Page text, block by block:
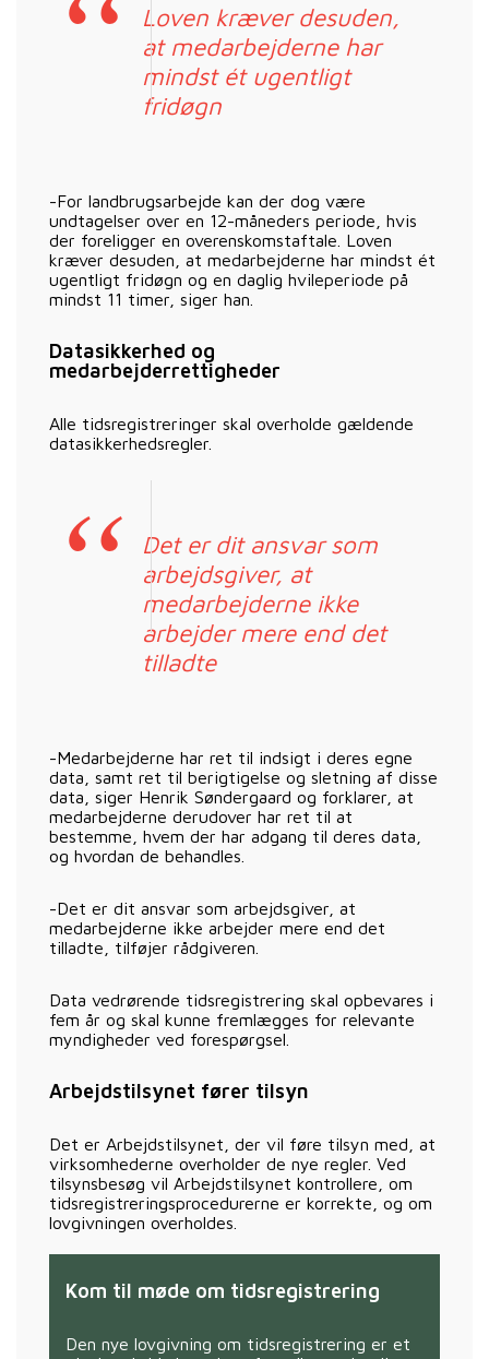
Loven kræver desuden,
at medarbejderne har
mindst ét ugentligt
fridøgn
-For landbrugsarbejde kan der dog være
undtagelser over en 12-måneders periode, hvis
der foreligger en overenskomstaftale. Loven
kræver desuden, at medarbejderne har mindst ét
ugentligt fridøgn og en daglig hvileperiode på
mindst 11 timer, siger han.
Datasikkerhed og
medarbejderrettigheder
Alle tidsregistreringer skal overholde gældende
datasikkerhedsregler.
Det er dit ansvar som
arbejdsgiver, at
medarbejderne ikke
arbejder mere end det
tilladte
-Medarbejderne har ret til indsigt i deres egne
data, samt ret til berigtigelse og sletning af disse
data, siger Henrik Søndergaard og forklarer, at
medarbejderne derudover har ret til at
bestemme, hvem der har adgang til deres data,
og hvordan de behandles.
-Det er dit ansvar som arbejdsgiver, at
medarbejderne ikke arbejder mere end det
tilladte, tilføjer rådgiveren.
Data vedrørende tidsregistrering skal opbevares i
fem år og skal kunne fremlægges for relevante
myndigheder ved forespørgsel.
Arbejdstilsynet fører tilsyn
Det er Arbejdstilsynet, der vil føre tilsyn med, at
virksomhederne overholder de nye regler. Ved
tilsynsbesøg vil Arbejdstilsynet kontrollere, om
tidsregistreringsprocedurerne er korrekte, og om
lovgivningen overholdes.
Kom til møde om tidsregistrering
Den nye lovgivning om tidsregistrering er et